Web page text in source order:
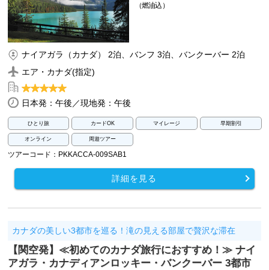
（燃油込）
ナイアガラ（カナダ） 2泊、バンフ 3泊、バンクーバー 2泊
エア・カナダ(指定)
日本発：午後／現地発：午後
ひとり旅 カードOK マイレージ 早期割引
オンライン 周遊ツアー
ツアーコード：PKKACCA-009SAB1
詳細を見る
カナダの美しい3都市を巡る！滝の見える部屋で贅沢な滞在
【関空発】≪初めてのカナダ旅行におすすめ！≫ ナイ
アガラ・カナディアンロッキー・バンクーバー 3都市